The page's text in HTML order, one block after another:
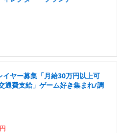
ヤー募集「月給30万円以上可
通費支給」ゲーム好き集まれ/調